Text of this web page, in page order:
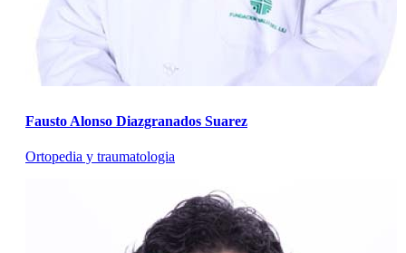
Fausto Alonso Diazgranados Suarez
Ortopedia y traumatologia